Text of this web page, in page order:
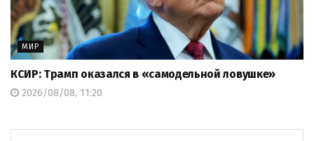
МИР
КСИР: Трамп оказался в «самодельной ловушке»
2026/08/08, 11:20